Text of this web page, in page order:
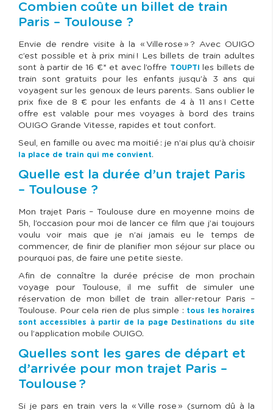
Combien coûte un billet de train
Paris – Toulouse ?
Envie de rendre visite à la « Ville rose » ? Avec OUIGO
c’est possible et à prix mini ! Les billets de train adultes
sont à partir de 16 €* et avec l’offre TOUPTI
les billets de
train sont gratuits pour les enfants jusqu’à 3 ans qui
voyagent sur les genoux de leurs parents. Sans oublier le
prix fixe de 8 € pour les enfants de 4 à 11 ans ! Cette
offre est valable pour mes voyages à bord des trains
OUIGO Grande Vitesse, rapides et tout confort.
Seul, en famille ou avec ma moitié : je n’ai plus qu’à choisir
la place de train qui me convient.
Quelle est la durée d’un trajet Paris
– Toulouse ?
Mon trajet Paris – Toulouse dure en moyenne moins de
5h, l’occasion pour moi de lancer ce film que j’ai toujours
voulu voir mais que je n’ai jamais eu le temps de
commencer, de finir de planifier mon séjour sur place ou
pourquoi pas, de faire une petite sieste.
Afin de connaître la durée précise de mon prochain
voyage pour Toulouse, il me suffit de simuler une
réservation de mon billet de train aller-retour Paris –
Toulouse. Pour cela rien de plus simple : tous les horaires
sont accessibles à partir de la page Destinations du site
ou l’application mobile OUIGO.
Quelles sont les gares de départ et
d’arrivée pour mon trajet Paris –
Toulouse ?
Si je pars en train vers la « Ville rose » (surnom dû à la